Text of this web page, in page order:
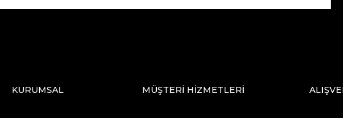
KURUMSAL MÜŞTERİ HİZMETLERİ